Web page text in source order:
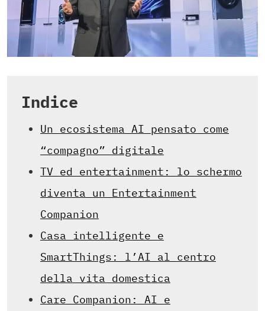
Indice
Un ecosistema AI pensato come
“compagno” digitale
TV ed entertainment: lo schermo
diventa un Entertainment
Companion
Casa intelligente e
SmartThings: l’AI al centro
della vita domestica
Care Companion: AI e